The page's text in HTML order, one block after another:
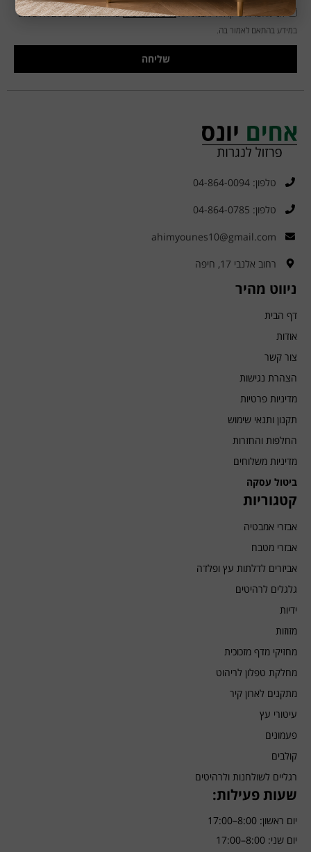
אני מאשר/ת כי קראתי והבנתי אתמדיניות הפרטיותשל האתר, ואני מסכים/ה לשימוש
במידע בהתאם לאמור בה.
שליחה
טלפון: 04-864-0094
טלפון: 04-864-0785
ahimyounes10@gmail.com
רחוב אלנבי 17, חיפה
קטגוריות
אבזרי אמבטיה
אבזרי מטבח
אביזרים לדלתות עץ ופלדה
גלגלים לרהיטים
ידיות
מזוזות
מחזיקי מדף מזכוכית
מחלקת טפלון לריהוט
מתקנים לארון קיר
עיטורי עץ
פעמונים
קולבים
רגליים לשולחנות ולרהיטים
ניווט מהיר
דף הבית
אודות
צור קשר
הצהרת נגישות
מדיניות פרטיות
תקנון ותנאי שימוש
החלפות והחזרות
מדיניות משלוחים
ביטול עסקה
שעות פעילות:
יום ראשון: 8:00–17:00
יום שני: 8:00–17:00